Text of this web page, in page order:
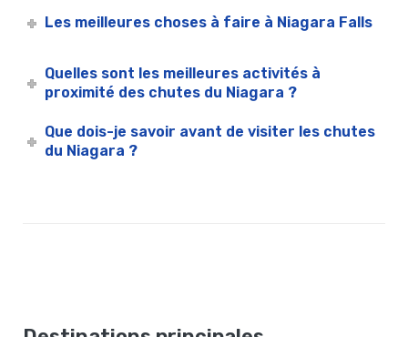
Les meilleures choses à faire à Niagara Falls
Quelles sont les meilleures activités à
proximité des chutes du Niagara ?
Que dois-je savoir avant de visiter les chutes
du Niagara ?